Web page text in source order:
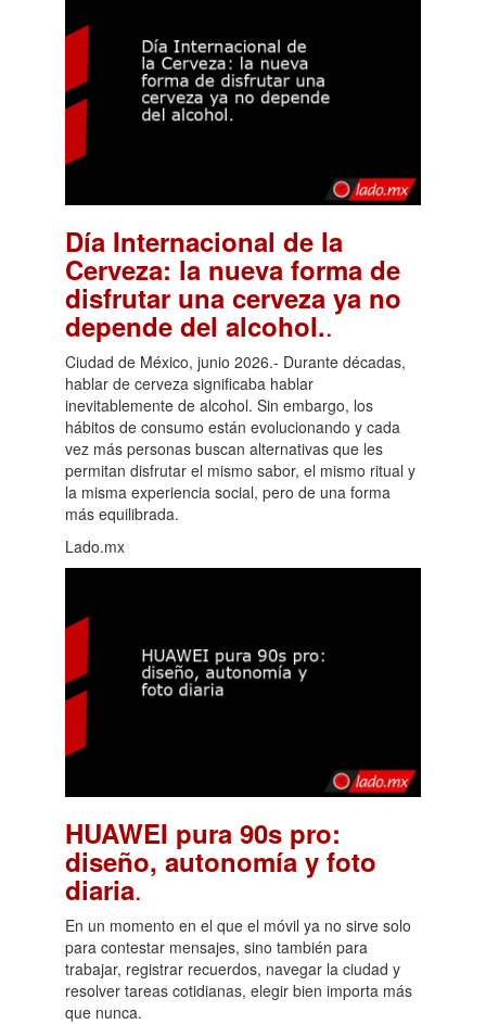
Día Internacional de la
Cerveza: la nueva forma de
disfrutar una cerveza ya no
depende del alcohol..
Ciudad de México, junio 2026.- Durante décadas,
hablar de cerveza significaba hablar
inevitablemente de alcohol. Sin embargo, los
hábitos de consumo están evolucionando y cada
vez más personas buscan alternativas que les
permitan disfrutar el mismo sabor, el mismo ritual y
la misma experiencia social, pero de una forma
más equilibrada.
Lado.mx
HUAWEI pura 90s pro:
diseño, autonomía y foto
diaria.
En un momento en el que el móvil ya no sirve solo
para contestar mensajes, sino también para
trabajar, registrar recuerdos, navegar la ciudad y
resolver tareas cotidianas, elegir bien importa más
que nunca.